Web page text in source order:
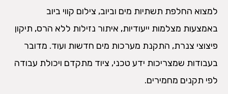
למצוא החלפת תשתיות מים וביוב, צילום קווי ביוב
באמצעות מצלמות ייעודיות, איתור נזילות ללא הרס, תיקון
פיצוצי צנרת, התקנת מערכות מים חדשות ועוד. מדובר
בעבודות שמצריכות ידע טכני, ציוד מתקדם ויכולת עבודה
לפי תקנים מחמירים.